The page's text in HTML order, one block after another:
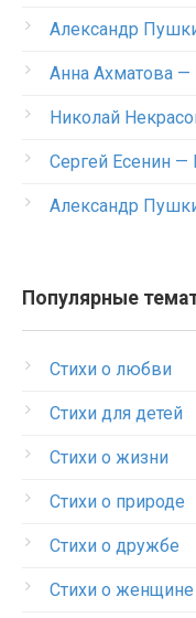
Александр
Анна Ахматова
Николай
Сергей Есенин
Александр
Популярные
Стихи о любви
Стихи для детей
Стихи о жизни
Стихи о природе
Стихи о дружбе
Стихи о женщине